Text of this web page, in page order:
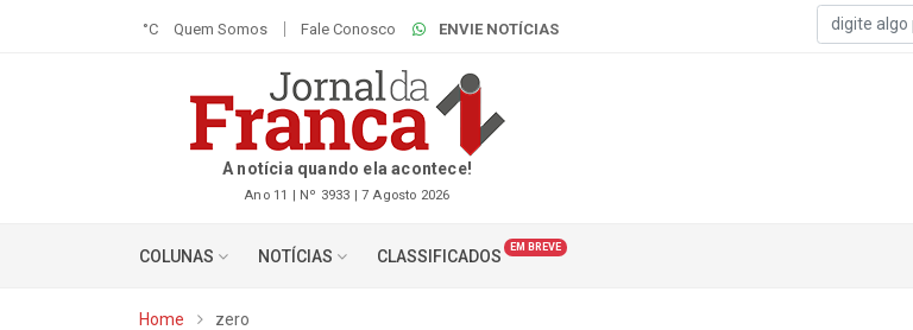
°C Quem Somos Fale Conosco ENVIE NOTÍCIAS
A notícia quando ela acontece!
Ano 11 | Nº 3933 | 7 Agosto 2026
COLUNAS NOTÍCIAS CLASSIFICADOS EM BREVE
Home zero